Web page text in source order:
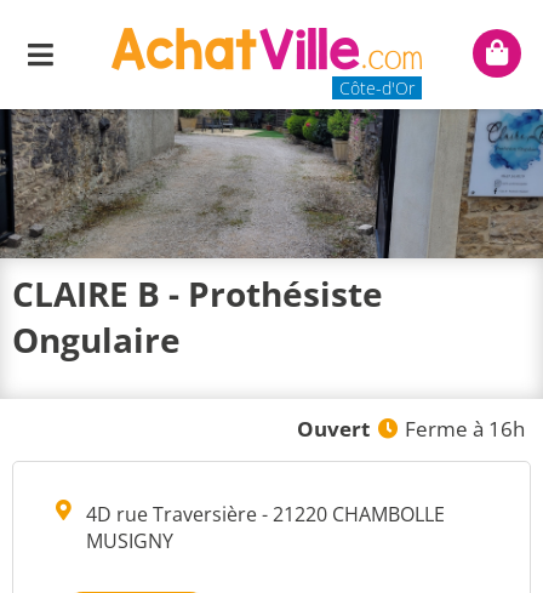
Menu
Côte-d'Or
Mon
CLAIRE B - Prothésiste
Ongulaire
Ouvert Ferme à 16h
4D rue Traversière - 21220 CHAMBOLLE
MUSIGNY